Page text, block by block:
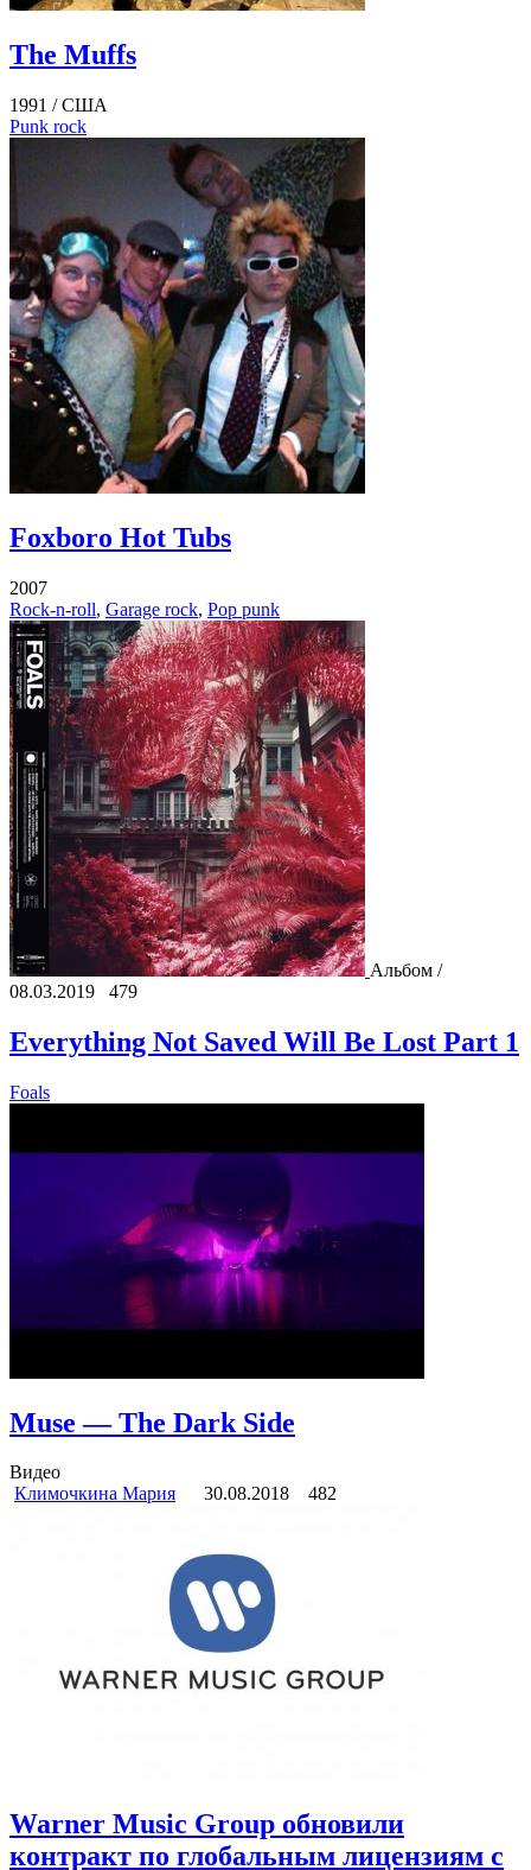
The Muffs
1991 /США
Punk rock
Foxboro Hot Tubs
2007
Rock-n-roll, Garage rock, Pop punk
Альбом /
08.03.2019
479
Everything Not Saved Will Be Lost Part 1
Foals
Muse — The Dark Side
Видео
Климочкина Мария
30.08.2018 482
Warner Music Group обновили
контракт по глобальным лицензиям с